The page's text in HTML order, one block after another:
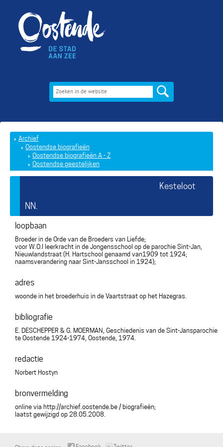
Archief
Oostendse biografieën
Oostendse biografieën A - Z
Oostendse geestelijken
Kesteloot
NN.
loopbaan
Broeder in de Orde van de Broeders van Liefde;
voor W.O.I leerkracht in de Jongensschool op de parochie Sint-Jan,
Nieuwlandstraat (H. Hartschool genaamd van1909 tot 1924;
naamsverandering naar Sint-Jansschool in 1924);
adres
woonde in het broederhuis in de Vaartstraat op het Hazegras.
bibliografie
E. DESCHEPPER & G. MOERMAN, Geschiedenis van de Sint-Jansparochie
te Oostende 1924-1974, Oostende, 1974.
redactie
Norbert Hostyn
bronvermelding
online via http://archief.oostende.be / biografieën;
laatst gewijzigd op 28.05.2008.